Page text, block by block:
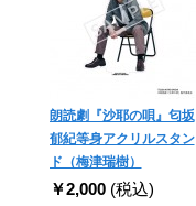
朗読劇『沙耶の唄』匂坂
郁紀等身アクリルスタン
ド（梅津瑞樹）
￥2,000 (税込)